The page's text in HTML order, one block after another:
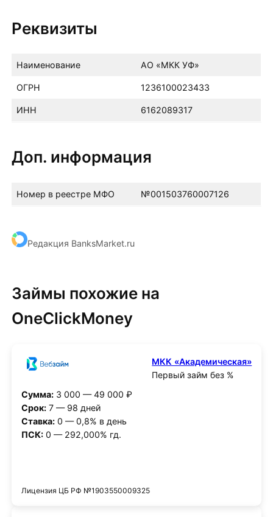
Реквизиты
Наименование АО «МКК УФ»
ОГРН 1236100023433
ИНН 6162089317
Доп. информация
Номер в реестре МФО №001503760007126
Редакция BanksMarket.ru
Займы похожие на
OneClickMoney
МКК «Академическая»
Первый займ без %
Сумма:3 000 — 49 000 ₽
Срок:7 — 98 дней
Ставка:0 — 0,8% в день
ПСК:0 — 292,000% гд.
Лицензия ЦБ РФ №1903550009325